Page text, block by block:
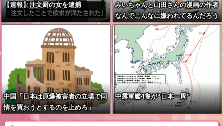
【速報】注文厨の女を逮捕
みいちゃんと山田さんの漫画の作者
なんでこんなに嫌われてるんだろう
な
中国「日本は原爆被害者の立場で同
情を買おうとするのを止めろ」
中露軍艦4隻が“日本一周”